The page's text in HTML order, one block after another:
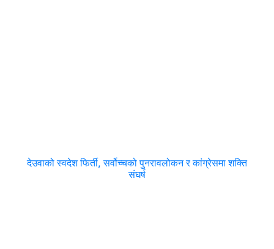
देउवाको स्वदेश फिर्ती, सर्वोच्चको पुनरावलोकन र कांग्रेसमा शक्ति
संघर्ष